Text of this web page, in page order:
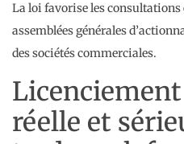
La loi favorise les consultations
assemblées générales
des sociétés commerciales.
Licenciement
réelle et